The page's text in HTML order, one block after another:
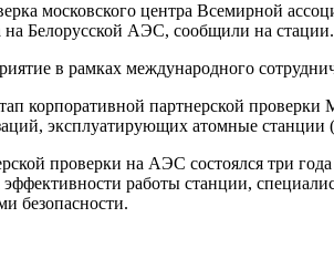
московского центра Всемирной
на Белорусской АЭС, сообщили на стации.
в рамках международного
корпоративной партнерской
эксплуатирующих атомные
проверки на АЭС состоялся три
эффективности работы станции,
безопасности.